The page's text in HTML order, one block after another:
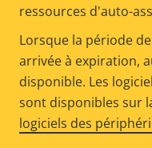
ressources d'auto-
Lorsque la période
arrivée à expiration,
disponible. Les
sont disponibles sur
logiciels des